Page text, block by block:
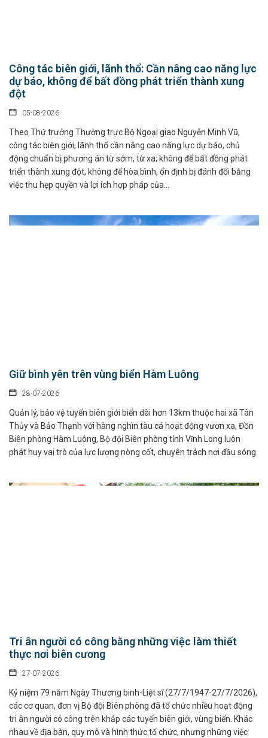
Công tác biên giới, lãnh thổ: Cần nâng cao năng lực
dự báo, không để bất đồng phát triển thành xung
đột
05-08-2026
Theo Thứ trưởng Thường trực Bộ Ngoại giao Nguyễn Minh Vũ,
công tác biên giới, lãnh thổ cần nâng cao năng lực dự báo, chủ
động chuẩn bị phương án từ sớm, từ xa; không để bất đồng phát
triển thành xung đột, không để hòa bình, ổn định bị đánh đổi bằng
việc thu hẹp quyền và lợi ích hợp pháp của...
Giữ bình yên trên vùng biển Hàm Luông
28-07-2026
Quản lý, bảo vệ tuyến biên giới biển dài hơn 13km thuộc hai xã Tân
Thủy và Bảo Thạnh với hàng nghìn tàu cá hoạt động vươn xa, Đồn
Biên phòng Hàm Luông, Bộ đội Biên phòng tỉnh Vĩnh Long luôn
phát huy vai trò của lực lượng nòng cốt, chuyên trách nơi đầu sóng.
Tri ân người có công bằng những việc làm thiết
thực nơi biên cương
27-07-2026
Kỷ niệm 79 năm Ngày Thương binh-Liệt sĩ (27/7/1947-27/7/2026),
các cơ quan, đơn vị Bộ đội Biên phòng đã tổ chức nhiều hoạt động
tri ân người có công trên khắp các tuyến biên giới, vùng biển. Khác
nhau về địa bàn, quy mô và hình thức tổ chức, nhưng những việc